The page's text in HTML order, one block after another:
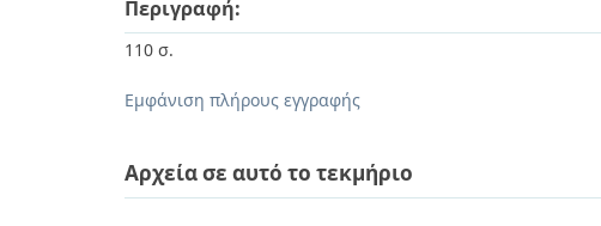
Περιγραφή:
110 σ.
Εμφάνιση πλήρους εγγραφής
Αρχεία σε αυτό το τεκμήριο